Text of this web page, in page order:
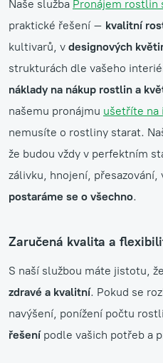
Naše služba Pronájem rostlin
praktické řešení – kvalitní
kultivarů, v designových
strukturách dle vašeho
náklady na nákup rostlin a
našemu pronájmu ušetříte na
nemusíte o rostliny starat.
že budou vždy v perfektním
zálivku, hnojení,
postaráme se o všechno.
Zaručená kvalita a
S naší službou máte jistotu, že
zdravé a kvalitní. Pokud se
navýšení, ponížení počtu
řešení podle vašich potřeb a